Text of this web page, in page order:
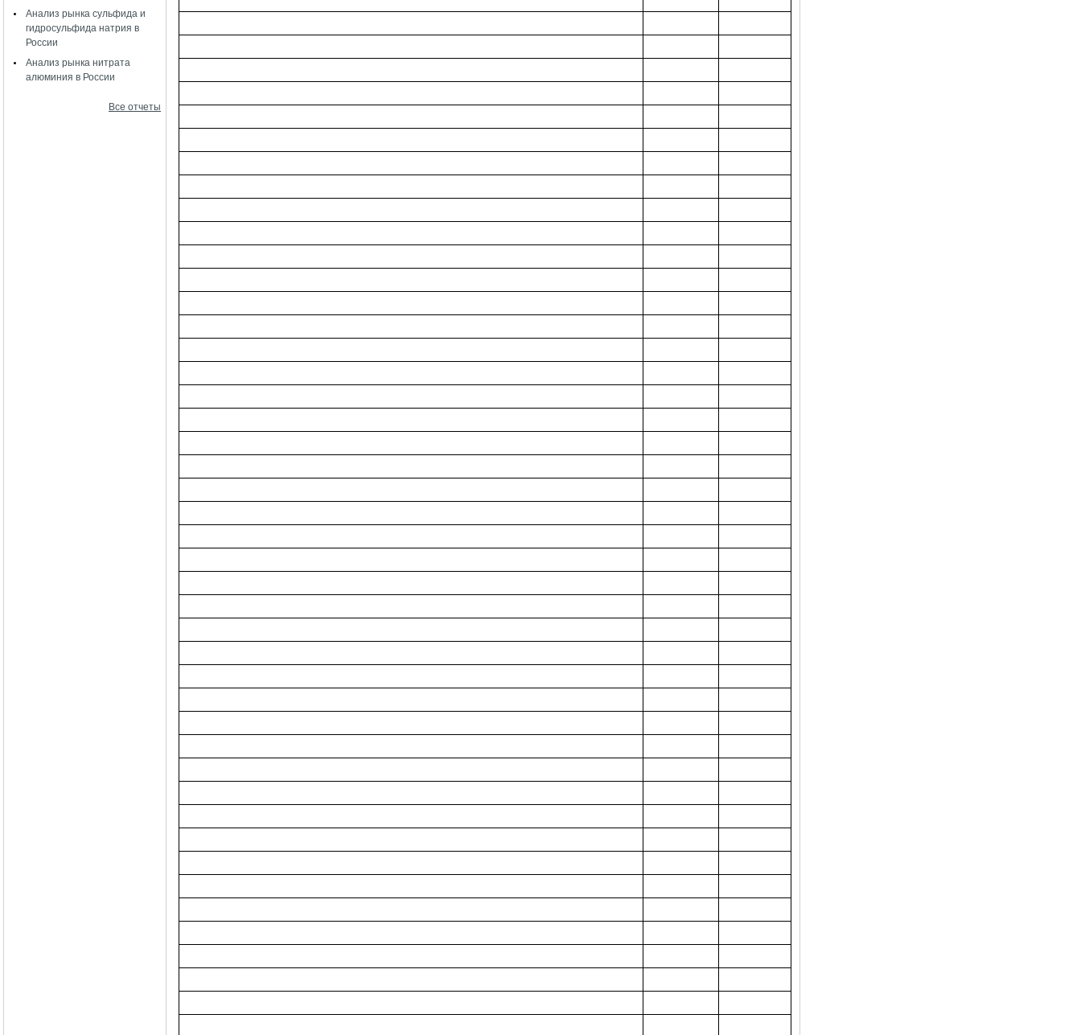
Анализ рынка сульфида и
гидросульфида натрия в
России
Анализ рынка нитрата
алюминия в России
Все отчеты